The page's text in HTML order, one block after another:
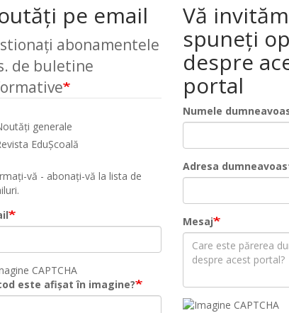
pe email
abonamentele
de buletine
generale
EduȘcoală
vă - abonați-vă la lista de
este afișat în imagine?
Vă
spuneți
despre
portal
Numele
Adresa
Mesaj